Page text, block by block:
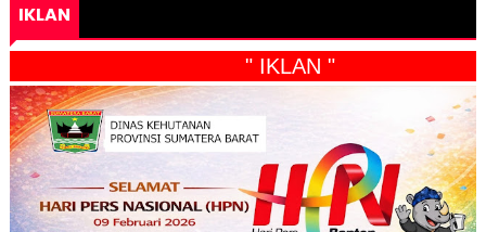
IKLAN
" IKLAN "